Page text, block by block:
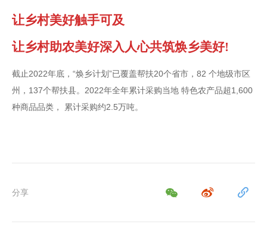
让乡村美好触手可及
让乡村助农美好深入人心共筑焕乡美好!
截止2022年底，“焕乡计划”已覆盖帮扶20个省市，82 个地级市区
州，137个帮扶县。2022年全年累计采购当地 特色农产品超1,600
种商品品类， 累计采购约2.5万吨。
分享